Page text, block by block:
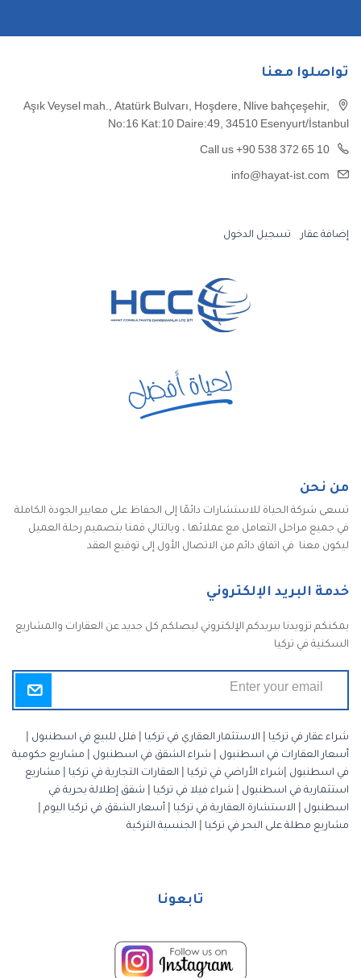
تواصلوا معنا
Aşık Veysel mah., Atatürk Bulvarı, Hoşdere, Nlive bahçeşehir,
No:16 Kat:10 Daire:49, 34510 Esenyurt/İstanbul
Call us +90 538 372 65 10
info@hayat-ist.com
إضافة عقار تسجيل الدخول
من نحن
تسعى شركة الحياة للاستشارات دائمًا إلى الحفاظ على معايير الجودة الكاملة
في جميع مراحل التعامل مع عملائها ، وبالتالي قمنا بتصميم رحلة العميل
ليكون معنا في اتفاق دائم من الاتصال الأول إلى توقيع العقد
خدمة البريد الإلكتروني
يمكنكم تزويدنا ببريدكم الإلكتروني ليصلكم كل جديد عن العقارات والمشاريع
السكنية في تركيا
شراء عقار في تركيا الاستثمار العقاري في تركيا فلل للبيع في اسطنبول
أسعار العقارات في اسطنبول
شراء الشقق في اسطنبول
مشاريع حكومية
في اسطنبول
شراء الأراضي في تركيا العقارات التجارية في تركيا
مشاريع
استثمارية في اسطنبول
شراء فيلا في تركيا
شقق إطلالة بحرية في
اسطنبول
الاستشارة العقارية في تركيا أسعار الشقق في تركيا اليوم
مشاريع مطلة على البحر في تركيا
الجنسية التركية
تابعونا